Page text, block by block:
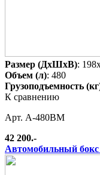
Размер (ДхШхВ):
Объем (л): 480
Грузоподъемность
К сравнению
Арт. A-480BM
42 200.-
Автомобильный